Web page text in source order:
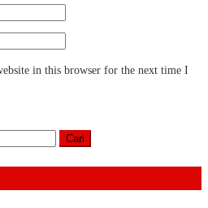
in this browser for the next time I